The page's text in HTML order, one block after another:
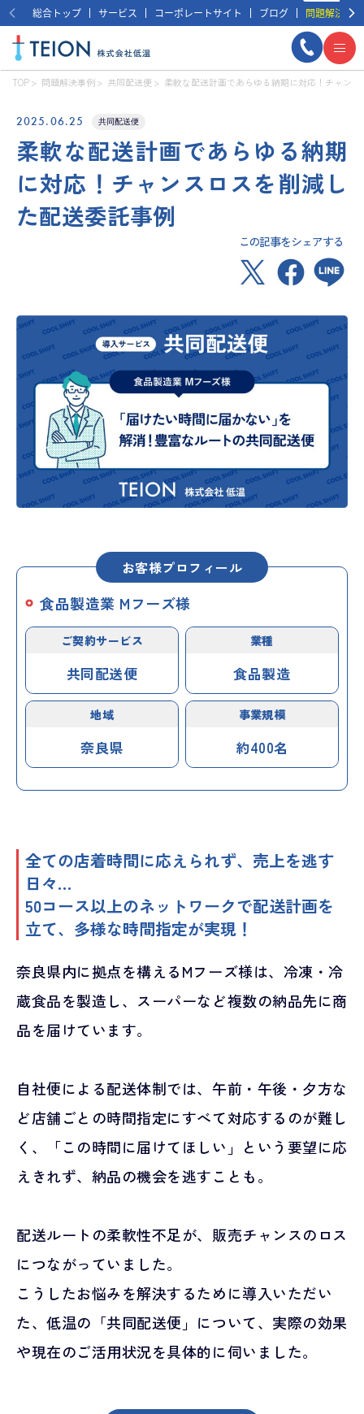
総合トップ サービス コーポレートサイト ブログ 問題解決事例
TOP 問題解決事例 共同配送便 柔軟な配送計画であらゆる納期に対応！チャン
2025.06.25 共同配送便
柔軟な配送計画であらゆる納期
に対応！チャンスロスを削減し
た配送委託事例
この記事をシェアする
お客様プロフィール
食品製造業 Mフーズ様
ご契約サービス
共同配送便
業種
食品製造
地域
奈良県
事業規模
約400名
全ての店着時間に応えられず、売上を逃す
日々…
50コース以上のネットワークで配送計画を
立て、多様な時間指定が実現！
奈良県内に拠点を構えるMフーズ様は、冷凍・冷
蔵食品を製造し、スーパーなど複数の納品先に商
品を届けています。
自社便による配送体制では、午前・午後・夕方な
ど店舗ごとの時間指定にすべて対応するのが難し
く、「この時間に届けてほしい」という要望に応
えきれず、納品の機会を逃すことも。
配送ルートの柔軟性不足が、販売チャンスのロス
につながっていました。
こうしたお悩みを解決するために導入いただい
た、低温の「共同配送便」について、実際の効果
や現在のご活用状況を具体的に伺いました。